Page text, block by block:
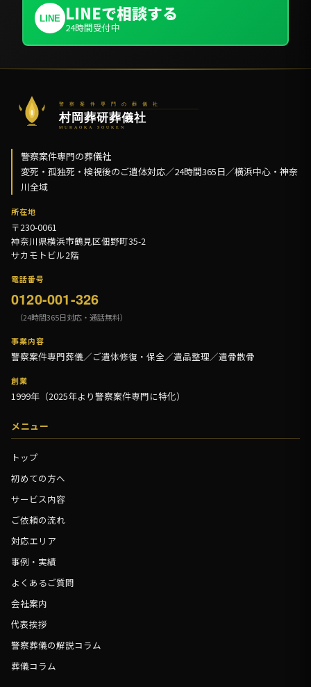
LINE LINEで相談する
24時間受付中
警察案件専門の葬儀社
変死・孤独死・検視後のご遺体対応／24時間365日／横浜中心・神奈
川全域
所在地
〒230-0061
神奈川県横浜市鶴見区佃野町35-2
サカモトビル2階
電話番号
0120-001-326
（24時間365日対応・通話無料）
事業内容
警察案件専門葬儀／ご遺体修復・保全／遺品整理／遺骨散骨
創業
1999年（2025年より警察案件専門に特化）
メニュー
トップ
初めての方へ
サービス内容
ご依頼の流れ
対応エリア
事例・実績
よくあるご質問
会社案内
代表挨拶
警察葬儀の解説コラム
葬儀コラム